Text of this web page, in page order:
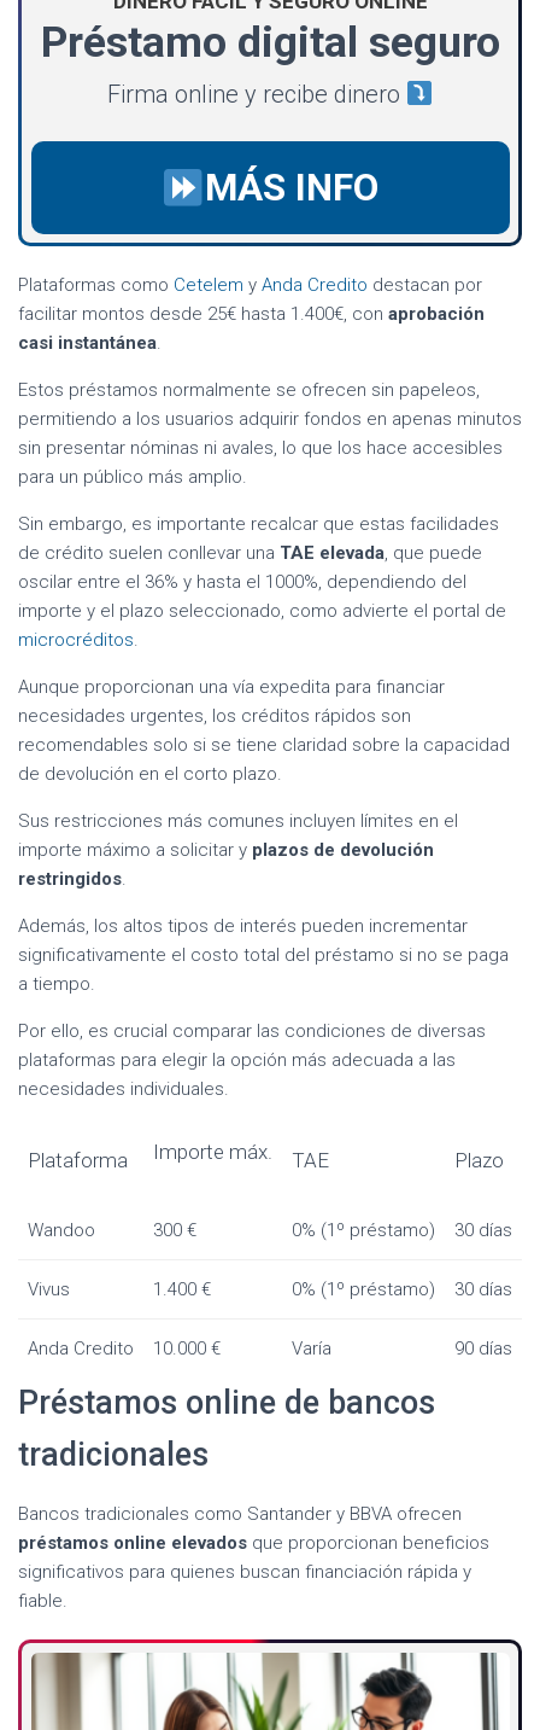
Préstamo digital seguro
Firma online y recibe dinero
MÁS INFO
Plataformas como Cetelem y Anda Credito destacan por
facilitar montos desde 25€ hasta 1.400€, con aprobación
casi instantánea.
Estos préstamos normalmente se ofrecen sin papeleos,
permitiendo a los usuarios adquirir fondos en apenas minutos
sin presentar nóminas ni avales, lo que los hace accesibles
para un público más amplio.
Sin embargo, es importante recalcar que estas facilidades
de crédito suelen conllevar una TAE elevada, que puede
oscilar entre el 36% y hasta el 1000%, dependiendo del
importe y el plazo seleccionado, como advierte el portal de
microcréditos.
Aunque proporcionan una vía expedita para financiar
necesidades urgentes, los créditos rápidos son
recomendables solo si se tiene claridad sobre la capacidad
de devolución en el corto plazo.
Sus restricciones más comunes incluyen límites en el
importe máximo a solicitar y plazos de devolución
restringidos.
Además, los altos tipos de interés pueden incrementar
significativamente el costo total del préstamo si no se paga
a tiempo.
Por ello, es crucial comparar las condiciones de diversas
plataformas para elegir la opción más adecuada a las
necesidades individuales.
Plataforma Importe máx. TAE Plazo
Wandoo 300 € 0% (1º préstamo) 30 días
Vivus 1.400 € 0% (1º préstamo) 30 días
Anda Credito 10.000 € Varía 90 días
Préstamos online de bancos
tradicionales
Bancos tradicionales como Santander y BBVA ofrecen
préstamos online elevados que proporcionan beneficios
significativos para quienes buscan financiación rápida y
fiable.